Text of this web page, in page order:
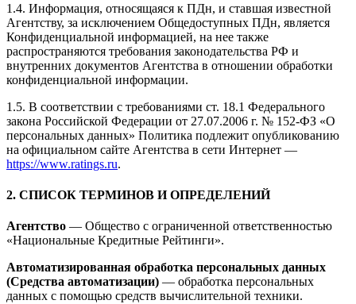
1.4. Информация, относящаяся к ПДн, и ставшая известной
Агентству, за исключением Общедоступных ПДн, является
Конфиденциальной информацией, на нее также
распространяются требования законодательства РФ и
внутренних документов Агентства в отношении обработки
конфиденциальной информации.
1.5. В соответствии с требованиями ст. 18.1 Федерального
закона Российской Федерации от 27.07.2006 г. № 152-ФЗ «О
персональных данных» Политика подлежит опубликованию
на официальном сайте Агентства в сети Интернет —
https://www.ratings.ru.
2. СПИСОК ТЕРМИНОВ И ОПРЕДЕЛЕНИЙ
Агентство — Общество с ограниченной ответственностью
«Национальные Кредитные Рейтинги».
Автоматизированная обработка персональных данных
(Средства автоматизации) — обработка персональных
данных с помощью средств вычислительной техники.